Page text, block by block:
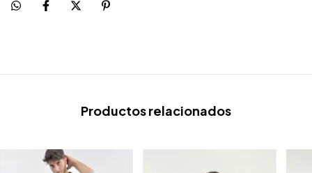
Productos relacionados